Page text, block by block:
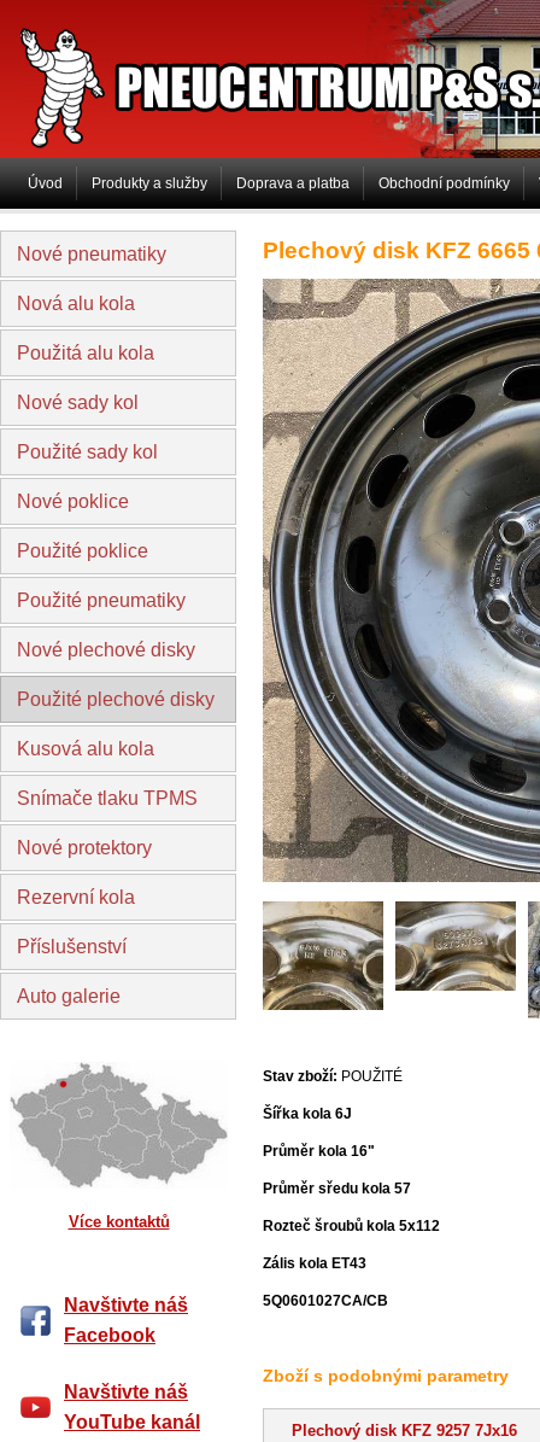
PNEUCENTRUM P&S
Úvod Produkty a služby Doprava a platba Obchodní podmínky
Nové pneumatiky
Nová alu kola
Použitá alu kola
Nové sady kol
Použité sady kol
Nové poklice
Použité poklice
Použité pneumatiky
Nové plechové disky
Použité plechové disky
Kusová alu kola
Snímače tlaku TPMS
Nové protektory
Rezervní kola
Příslušenství
Auto galerie
Více kontaktů
Navštivte náš
Facebook
Navštivte náš
YouTube kanál
Plechový disk KFZ 6665
Stav zboží: POUŽITÉ
Šířka kola 6J
Průměr kola 16"
Průměr sředu kola 57
Rozteč šroubů kola 5x112
Zális kola ET43
5Q0601027CA/CB
Zboží s podobnými parametry
Plechový disk KFZ 9257 7Jx16